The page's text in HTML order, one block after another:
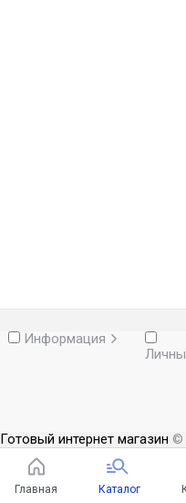
Информация
Готовый интернет магазин ©
Главная Каталог